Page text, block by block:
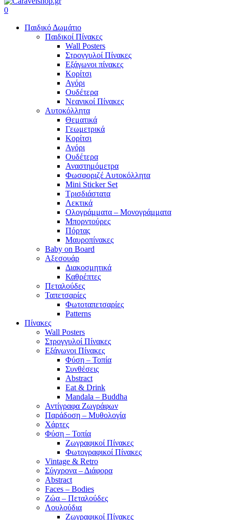
search
account
0
Παιδικό Δωμάτιο
Παιδικοί Πίνακες
Wall Posters
Στρογγυλοί Πίνακες
Εξάγωνοι πίνακες
Κορίτσι
Αγόρι
Ουδέτερα
Νεανικοί Πίνακες
Αυτοκόλλητα
Θεματικά
Γεωμετρικά
Κορίτσι
Αγόρι
Ουδέτερα
Αναστημόμετρα
Φωσφοριζέ Αυτοκόλλητα
Mini Sticker Set
Tρισδιάστατα
Λεκτικά
Ολογράμματα – Μονογράμματα
Μπορντούρες
Πόρτας
Μαυροπίνακες
Baby on Board
Αξεσουάρ
Διακοσμητικά
Καθρέπτες
Πεταλούδες
Ταπετσαρίες
Φωτοταπετσαρίες
Patterns
Πίνακες
Wall Posters
Στρογγυλοί Πίνακες
Εξάγωνοι Πίνακες
Φύση – Τοπία
Συνθέσεις
Abstract
Eat & Drink
Mandala – Buddha
Αντίγραφα Ζωγράφων
Παράδοση – Μυθολογία
Χάρτες
Φύση – Τοπία
Ζωγραφικοί Πίνακες
Φωτογραφικοί Πίνακες
Vintage & Retro
Σύγχρονα – Διάφορα
Abstract
Faces – Bodies
Ζώα – Πεταλούδες
Λουλούδια
Ζωγραφικοί Πίνακες